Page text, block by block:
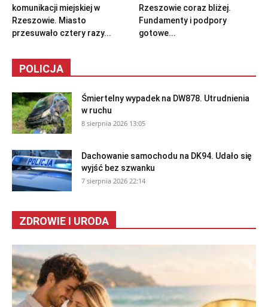
komunikacji miejskiej w
Rzeszowie. Miasto
przesuwało cztery razy...
Rzeszowie coraz bliżej.
Fundamenty i podpory
gotowe...
POLICJA
Śmiertelny wypadek na DW878. Utrudnienia
w ruchu
8 sierpnia 2026 13:05
Dachowanie samochodu na DK94. Udało się
wyjść bez szwanku
7 sierpnia 2026 22:14
ZDROWIE I URODA